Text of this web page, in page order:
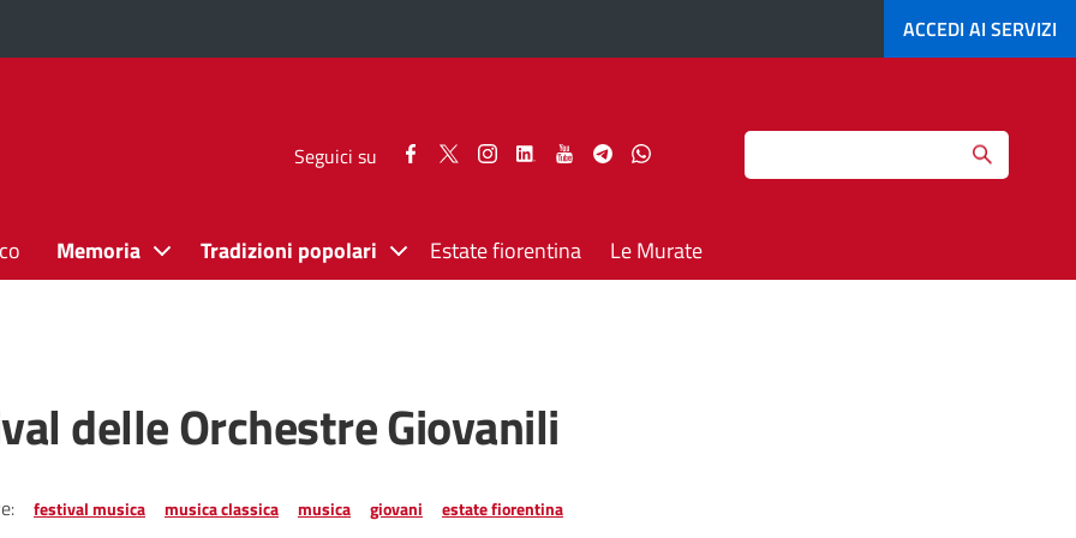
ACCEDI AI SERVIZI
Seguici su
Seguici SeguiciSeguici Seguici SeguiciSeguiciSeguici
Search
Memoria Tradizioni popolari Estate fiorentina Le Murate
delle Orchestre Giovanili
festival musica musica classica musica giovani estate fiorentina